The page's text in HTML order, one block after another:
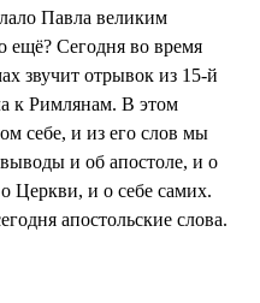
Павла великим
ещё? Сегодня во время
звучит отрывок из 15-й
к Римлянам. В этом
себе, и из его слов мы
и об апостоле, и о
Церкви, и о себе самих.
апостольские слова.